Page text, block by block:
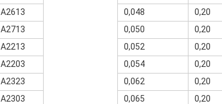
0,048 0,20
0,050 0,20
0,052 0,20
0,054 0,20
0,062 0,20
0,065 0,20